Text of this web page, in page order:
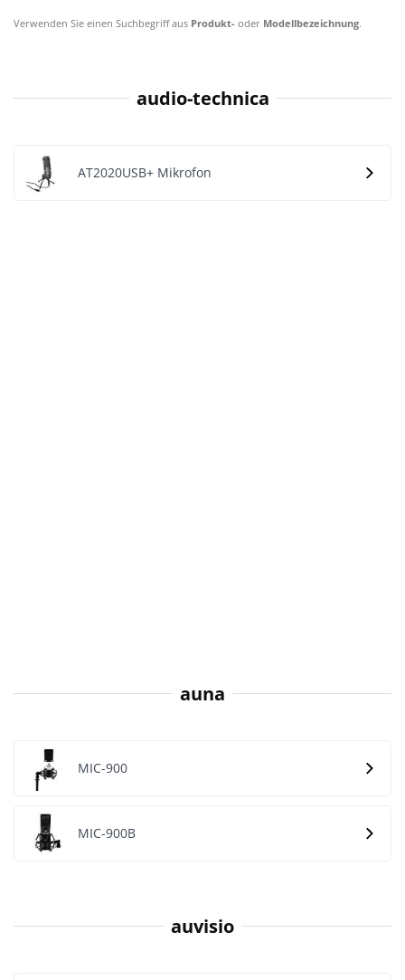
Verwenden Sie einen Suchbegriff aus Produkt- oder Modellbezeichnung.
audio-technica
AT2020USB+ Mikrofon
auna
MIC-900
MIC-900B
auvisio